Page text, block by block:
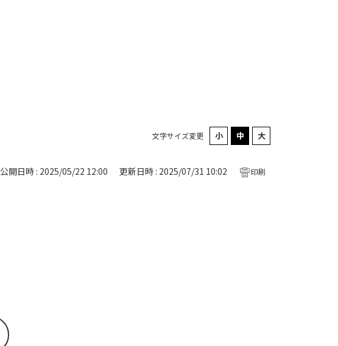
文字サイズ変更
公開日時 : 2025/05/22 12:00 更新日時 : 2025/07/31 10:02 印刷